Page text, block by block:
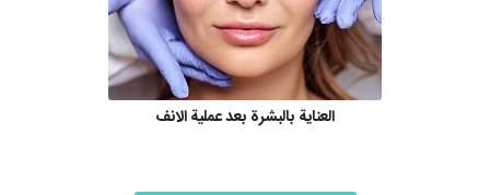
العناية بالبشرة بعد عملية الانف